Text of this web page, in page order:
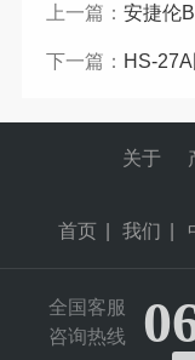
上一篇： 安捷伦
下一篇： HS-27A
首页
关于
我们
全国客服
咨询热线